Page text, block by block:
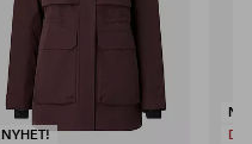
NYHET!